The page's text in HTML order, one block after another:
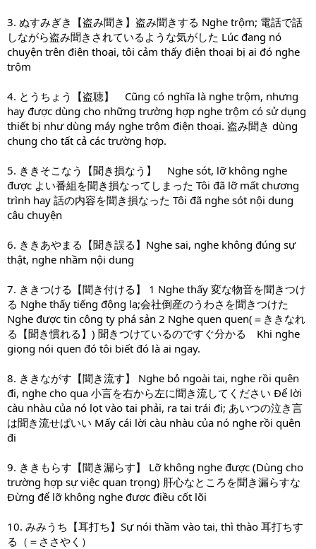
3. ぬすみぎき【盗み聞き】盗み聞きする Nghe trộm; 電話で話
しながら盗み聞きされているような気がした Lúc đang nó
chuyện trên điện thoại, tôi cảm thấy điện thoại bị ai đó nghe
trộm
4. とうちょう【盗聴】 Cũng có nghĩa là nghe trộm, nhưng
hay được dùng cho những trường hợp nghe trộm có sử dụng
thiết bị như dùng máy nghe trộm điện thoại. 盗み聞き dùng
chung cho tất cả các trường hợp.
5. ききそこなう【聞き損なう】 Nghe sót, lỡ không nghe
được よい番組を聞き損なってしまった Tôi đã lỡ mất chương
trình hay 話の内容を聞き損なった Tôi đã nghe sót nội dung
câu chuyện
6. ききあやまる【聞き誤る】Nghe sai, nghe không đúng sự
thật, nghe nhầm nội dung
7. ききつける【聞き付ける】 1 Nghe thấy 変な物音を聞きつけ
る Nghe thấy tiếng động lạ;会社倒産のうわさを聞きつけた
Nghe được tin công ty phá sản 2 Nghe quen quen(＝ききなれ
る【聞き慣れる】) 聞きつけているのですぐ分かる Khi nghe
giọng nói quen đó tôi biết đó là ai ngay.
8. ききながす【聞き流す】 Nghe bỏ ngoài tai, nghe rồi quên
đi, nghe cho qua 小言を右から左に聞き流してください Để lời
càu nhàu của nó lọt vào tai phải, ra tai trái đi; あいつの泣き言
は聞き流せばいい Mấy cái lời càu nhàu của nó nghe rồi quên
đi
9. ききもらす【聞き漏らす】 Lỡ không nghe được (Dùng cho
trường hợp sự việc quan trọng) 肝心なところを聞き漏らすな
Đừng để lỡ không nghe được điều cốt lõi
10. みみうち【耳打ち】Sự nói thầm vào tai, thì thào 耳打ちす
る（＝ささやく）